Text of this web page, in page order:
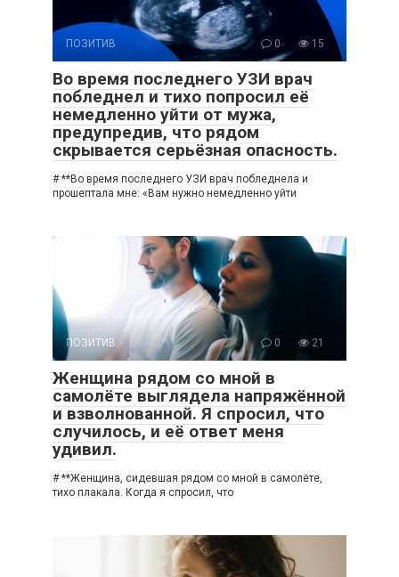
ПОЗИТИВ 0 15
Во время последнего УЗИ врач
побледнел и тихо попросил её
немедленно уйти от мужа,
предупредив, что рядом
скрывается серьёзная опасность.
# **Во время последнего УЗИ врач побледнела и
прошептала мне: «Вам нужно немедленно уйти
ПОЗИТИВ 0 21
Женщина рядом со мной в
самолёте выглядела напряжённой
и взволнованной. Я спросил, что
случилось, и её ответ меня
удивил.
# **Женщина, сидевшая рядом со мной в самолёте,
тихо плакала. Когда я спросил, что